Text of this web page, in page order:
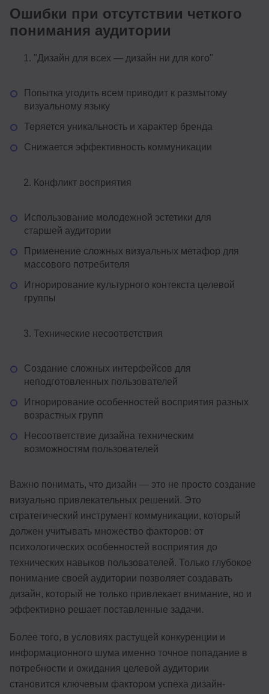
Ошибки при отсутствии четкого
понимания аудитории
"Дизайн для всех — дизайн ни для кого"
Попытка угодить всем приводит к размытому
визуальному языку
Теряется уникальность и характер бренда
Снижается эффективность коммуникации
Конфликт восприятия
Использование молодежной эстетики для
старшей аудитории
Применение сложных визуальных метафор для
массового потребителя
Игнорирование культурного контекста целевой
группы
Технические несоответствия
Создание сложных интерфейсов для
неподготовленных пользователей
Игнорирование особенностей восприятия разных
возрастных групп
Несоответствие дизайна техническим
возможностям пользователей
Важно понимать, что дизайн — это не просто создание
визуально привлекательных решений. Это
стратегический инструмент коммуникации, который
должен учитывать множество факторов: от
психологических особенностей восприятия до
технических навыков пользователей. Только глубокое
понимание своей аудитории позволяет создавать
дизайн, который не только привлекает внимание, но и
эффективно решает поставленные задачи.
Более того, в условиях растущей конкуренции и
информационного шума именно точное попадание в
потребности и ожидания целевой аудитории
становится ключевым фактором успеха дизайн-